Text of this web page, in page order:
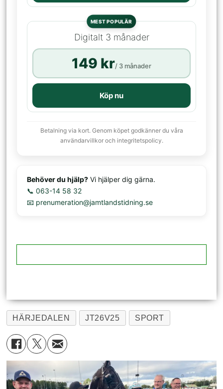
MEST POPULÄR
Digitalt 3 månader
149 kr/ 3 månader
Köp nu
Betalning via kort. Genom köpet godkänner du våra
användarvillkor och integritetspolicy.
Behöver du hjälp? Vi hjälper dig gärna.
📞 063-14 58 32
📧 prenumeration@jamtlandstidning.se
HÄRJEDALEN JT26V25 SPORT